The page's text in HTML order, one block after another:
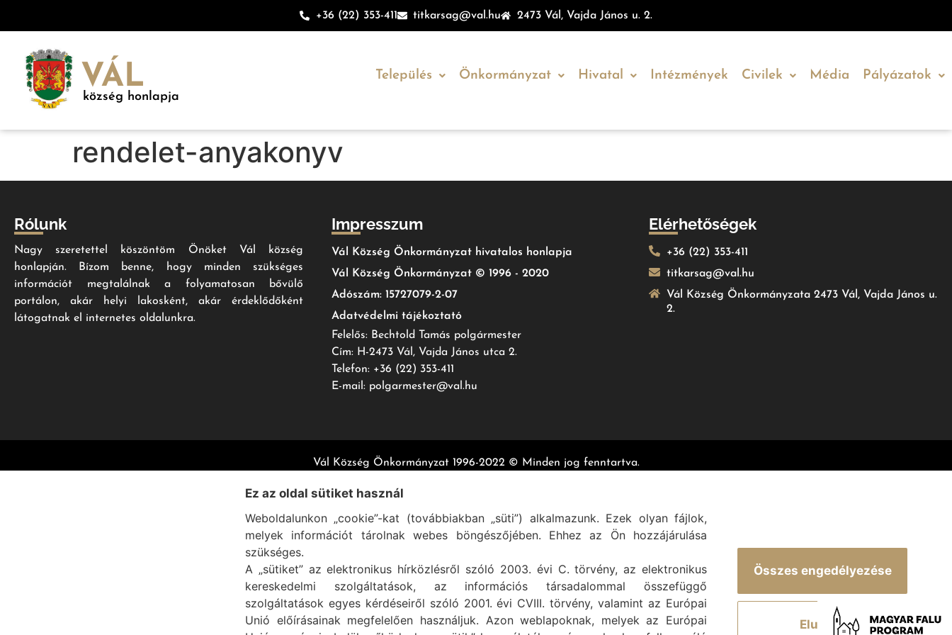
+36 (22) 353-411 titkarsag@val.hu 2473 Vál, Vajda János u. 2.
VÁL
község honlapja
Település Önkormányzat Hivatal Intézmények Civilek Média Pályázatok
rendelet-anyakonyv
Rólunk
Nagy szeretettel köszöntöm Önöket Vál község
honlapján. Bízom benne, hogy minden szükséges
információt megtalálnak a folyamatosan bővülő
portálon, akár helyi lakosként, akár érdeklődőként
látogatnak el internetes oldalunkra.
Impresszum
Vál Község Önkormányzat hivatalos honlapja
Vál Község Önkormányzat © 1996 - 2020
Adószám: 15727079-2-07
Adatvédelmi tájékoztató
Felelős: Bechtold Tamás polgármester
Cím: H-2473 Vál, Vajda János utca 2.
Telefon: +36 (22) 353-411
E-mail: polgarmester@val.hu
Elérhetőségek
+36 (22) 353-411
titkarsag@val.hu
Vál Község Önkormányzata 2473 Vál, Vajda János u.
2.
Vál Község Önkormányzat 1996-2022 © Minden jog fenntartva.
Ez az oldal sütiket használ
Weboldalunkon „cookie”-kat (továbbiakban „süti”) alkalmazunk. Ezek olyan fájlok,
melyek információt tárolnak webes böngészőjében. Ehhez az Ön hozzájárulása
szükséges.
A „sütiket” az elektronikus hírközlésről szóló 2003. évi C. törvény, az elektronikus
kereskedelmi szolgáltatások, az információs társadalommal összefüggő
szolgáltatások egyes kérdéseiről szóló 2001. évi CVIII. törvény, valamint az Európai
Unió előírásainak megfelelően használjuk. Azon weblapoknak, melyek az Európai
Összes engedélyezése
Elutasít